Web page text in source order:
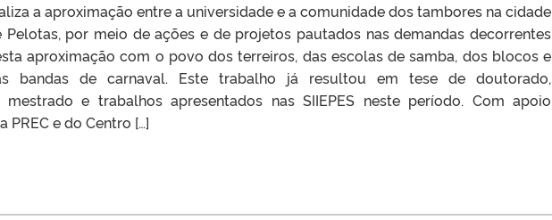
a aproximação entre a universidade e a comunidade dos tambores na cidade
Pelotas, por meio de ações e de projetos pautados nas demandas decorrentes
aproximação com o povo dos terreiros, das escolas de samba, dos blocos e
bandas de carnaval. Este trabalho já resultou em tese de doutorado,
mestrado e trabalhos apresentados nas SIIEPES neste período. Com apoio
PREC e do Centro […]